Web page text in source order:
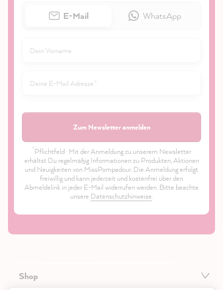
E-Mail WhatsApp
Zum Newsletter anmelden
*Pflichtfeld · Mit der Anmeldung zu unserem Newsletter
erhältst Du regelmäßig Informationen zu Produkten, Aktionen
und Neuigkeiten von MissPompadour. Die Anmeldung erfolgt
freiwillig und kann jederzeit und kostenfrei über den
Abmeldelink in jeder E-Mail widerrufen werden. Bitte beachte
unsere Datenschutzhinweise.
Shop